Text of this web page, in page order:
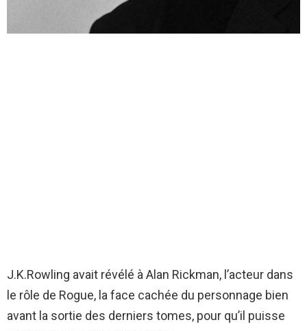
J.K.Rowling avait révélé à Alan Rickman, l’acteur dans
le rôle de Rogue, la face cachée du personnage bien
avant la sortie des derniers tomes, pour qu’il puisse